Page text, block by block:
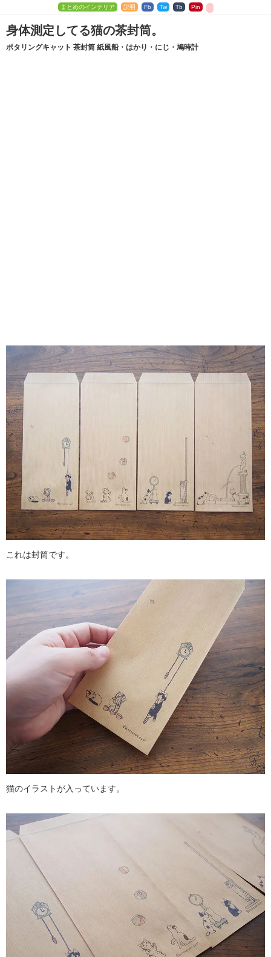
まとめのインテリア 説明 Fb Tw Tb Pin
身体測定してる猫の茶封筒。
ポタリングキャット 茶封筒 紙風船・はかり・にじ・鳩時計
これは封筒です。
猫のイラストが入っています。